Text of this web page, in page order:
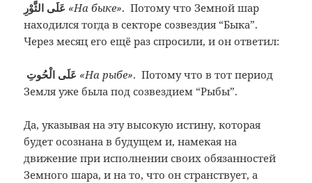
«На быке». Потому что Земной шар
находился тогда в секторе созвездия “Быка”.
Через месяц его ещё раз спросили, и он ответил:
عَلَى الْحُوتِ «На рыбе». Потому что в тот период
Земля уже была под созвездием “Рыбы”.
Да, указывая на эту высокую истину, которая
будет осознана в будущем и, намекая на
движение при исполнении своих обязанностей
Земного шара, и на то, что он странствует, а